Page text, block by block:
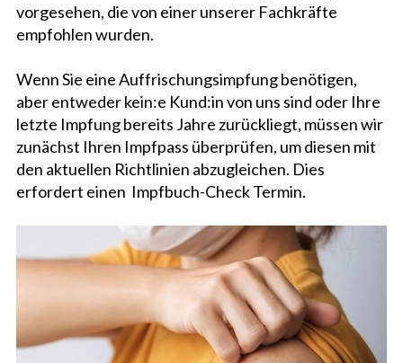
vorgesehen, die von einer unserer Fachkräfte
empfohlen wurden.
Wenn Sie eine Auffrischungsimpfung benötigen,
aber entweder kein:e Kund:in von uns sind oder Ihre
letzte Impfung bereits Jahre zurückliegt, müssen wir
zunächst Ihren Impfpass überprüfen, um diesen mit
den aktuellen Richtlinien abzugleichen. Dies
erfordert einen Impfbuch-Check Termin.